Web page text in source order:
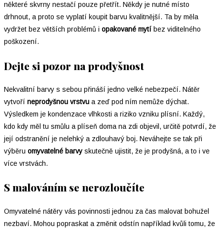
některé skvrny nestačí pouze přetřít. Někdy je nutné místo
drhnout, a proto se vyplatí koupit barvu kvalitnější. Ta by měla
vydržet bez větších problémů i opakované mytí bez viditelného
poškození.
Dejte si pozor na prodyšnost
Nekvalitní barvy s sebou přináší jedno velké nebezpečí. Nátěr
vytvoří neprodyšnou vrstvu a zeď pod ním nemůže dýchat.
Výsledkem je kondenzace vlhkosti a riziko vzniku plísní. Každý,
kdo kdy měl tu smůlu a plíseň doma na zdi objevil, určitě potvrdí, že
její odstranění je nelehký a zdlouhavý boj. Neváhejte se tak při
výběru omyvatelné barvy skutečně ujistit, že je prodyšná, a to i ve
více vrstvách.
S malováním se nerozloučíte
Omyvatelné nátěry vás povinnosti jednou za čas malovat bohužel
nezbaví. Mohou popraskat a změnit odstín například kvůli tomu, že